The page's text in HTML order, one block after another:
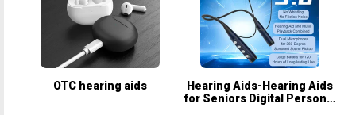
OTC hearing aids
Hearing Aids-Hearing Aids
for Seniors Digital Personal